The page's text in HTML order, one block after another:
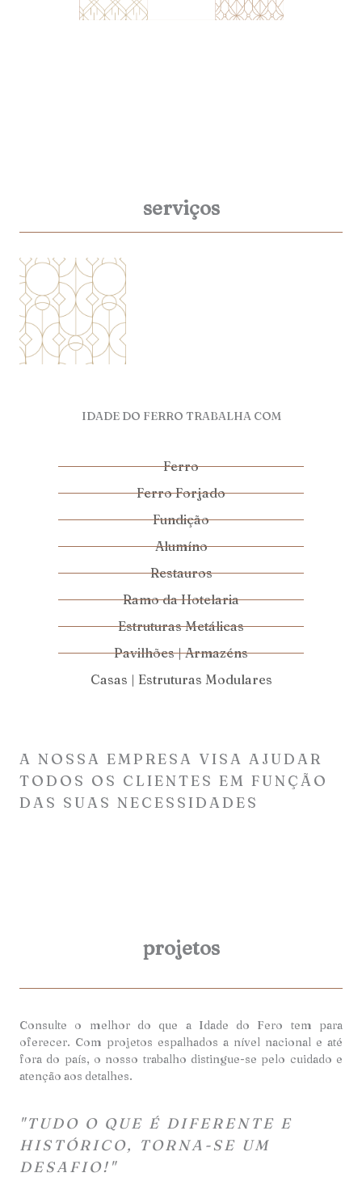
serviços
IDADE DO FERRO TRABALHA COM
Ferro
Ferro Forjado
Fundição
Alumíno
Restauros
Ramo da Hotelaria
Estruturas Metálicas
Pavilhões | Armazéns
Casas | Estruturas Modulares
A NOSSA EMPRESA VISA AJUDAR
TODOS OS CLIENTES EM FUNÇÃO
DAS SUAS NECESSIDADES
projetos
Consulte o melhor do que a Idade do Fero tem para
oferecer. Com projetos espalhados a nível nacional e até
fora do país, o nosso trabalho distingue-se pelo cuidado e
atenção aos detalhes.
"TUDO O QUE É DIFERENTE E
HISTÓRICO, TORNA-SE UM
DESAFIO!"